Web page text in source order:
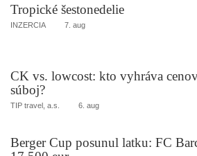
Tropické šestonedelie
INZERCIA 7. aug
CK vs. lowcost: kto vyhráva
súboj?
TIP travel, a.s. 6. aug
Berger Cup posunul latku: FC